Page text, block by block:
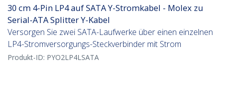
30 cm 4-Pin LP4 auf SATA Y-Stromkabel - Molex zu
Serial-ATA Splitter Y-Kabel
Versorgen Sie zwei SATA-Laufwerke über einen einzelnen
LP4-Stromversorgungs-Steckverbinder mit Strom
Produkt-ID: PYO2LP4LSATA